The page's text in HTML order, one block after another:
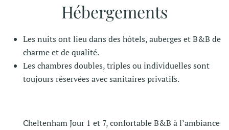
Hébergements
Les nuits ont lieu dans des hôtels, auberges et B&B de
charme et de qualité.
Les chambres doubles, triples ou individuelles sont
toujours réservées avec sanitaires privatifs.
Cheltenham Jour 1 et 7, confortable B&B à l’ambiance